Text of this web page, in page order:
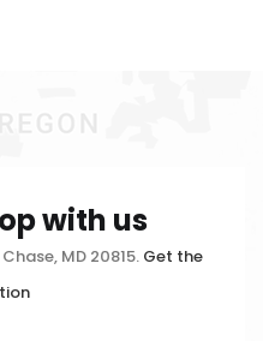
with us
MD 20815. Get the